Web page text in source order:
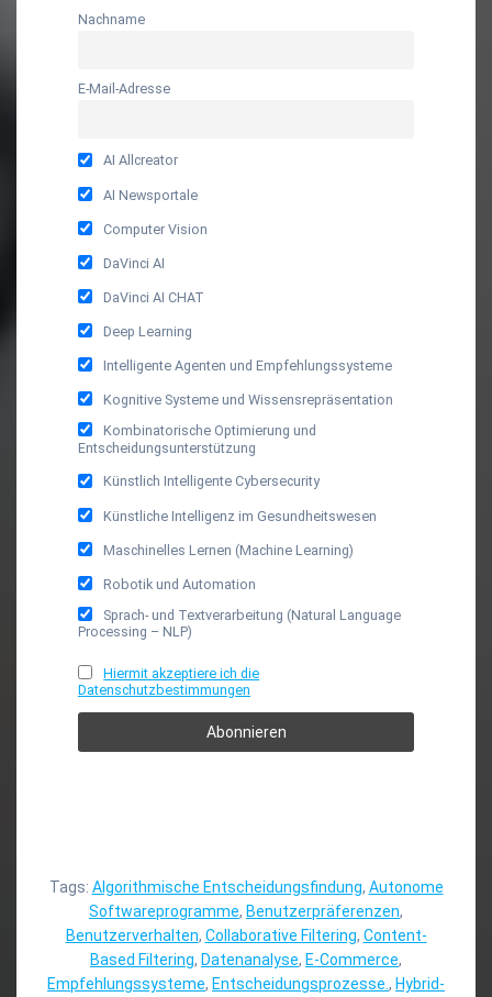
Nachname
E-Mail-Adresse
AI Allcreator
AI Newsportale
Computer Vision
DaVinci AI
DaVinci AI CHAT
Deep Learning
Intelligente Agenten und Empfehlungssysteme
Kognitive Systeme und Wissensrepräsentation
Kombinatorische Optimierung und
Entscheidungsunterstützung
Künstlich Intelligente Cybersecurity
Künstliche Intelligenz im Gesundheitswesen
Maschinelles Lernen (Machine Learning)
Robotik und Automation
Sprach- und Textverarbeitung (Natural Language
Processing – NLP)
Hiermit akzeptiere ich die
Datenschutzbestimmungen
Tags: Algorithmische Entscheidungsfindung, Autonome
Softwareprogramme, Benutzerpräferenzen,
Benutzerverhalten, Collaborative Filtering, Content-
Based Filtering, Datenanalyse, E-Commerce,
Empfehlungssysteme, Entscheidungsprozesse. , Hybrid-